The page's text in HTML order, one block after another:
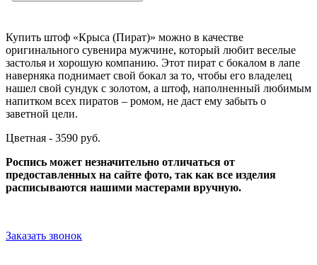
Купить штоф «Крыса (Пират)» можно в качестве
оригинального сувенира мужчине, который любит веселые
застолья и хорошую компанию. Этот пират с бокалом в лапе
наверняка поднимает свой бокал за то, чтобы его владелец
нашел свой сундук с золотом, а штоф, наполненный любимым
напитком всех пиратов – ромом, не даст ему забыть о
заветной цели.
Цветная - 3590 руб.
Роспись может незначительно отличаться от
предоставленных на сайте фото, так как все изделия
расписываются нашими мастерами вручную.
Заказать звонок